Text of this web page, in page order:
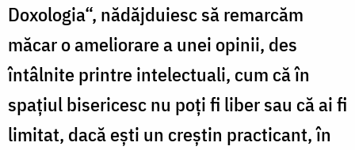
Doxologia“, nădăjduiesc să remarcăm
măcar o ameliorare a unei opinii, des
întâlnite printre intelectuali, cum că în
spaţiul bisericesc nu poţi fi liber sau că ai fi
limitat, dacă eşti un creştin practicant, în